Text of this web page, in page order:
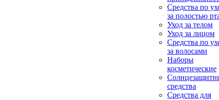
Средства по
за полостью
Уход за телом
Уход за лицом
Средства по
за волосами
Наборы
косметические
средства
Средства для